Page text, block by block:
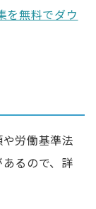
を無料でダウ
労働基準法
るので、詳